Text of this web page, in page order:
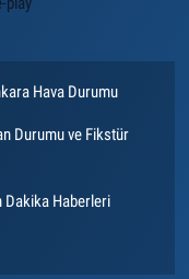
Hava Durumu
Durumu ve Fikstür
Dakika Haberleri